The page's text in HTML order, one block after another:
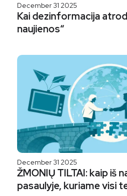
December 31 2025
Kai dezinformacija
naujienos“
December 31 2025
ŽMONIŲ TILTAI: kaip iš
pasaulyje, kuriame visi